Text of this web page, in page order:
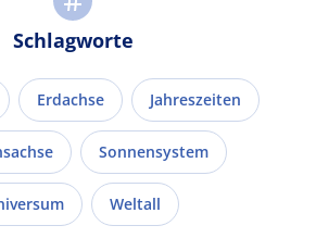
Schlagworte
Erdachse Jahreszeiten
Sonnensystem
Weltall